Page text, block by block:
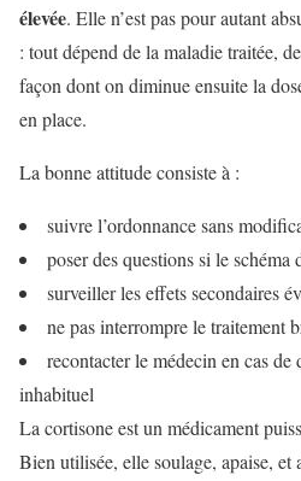
élevée. Elle n’est pas pour autant
: tout dépend de la maladie traitée,
façon dont on diminue ensuite la
en place.
La bonne attitude consiste à :
suivre l’ordonnance sans
poser des questions si le schéma
surveiller les effets secondaires
ne pas interrompre le traitement
recontacter le médecin en cas
inhabituel
La cortisone est un médicament
Bien utilisée, elle soulage, apaise, et